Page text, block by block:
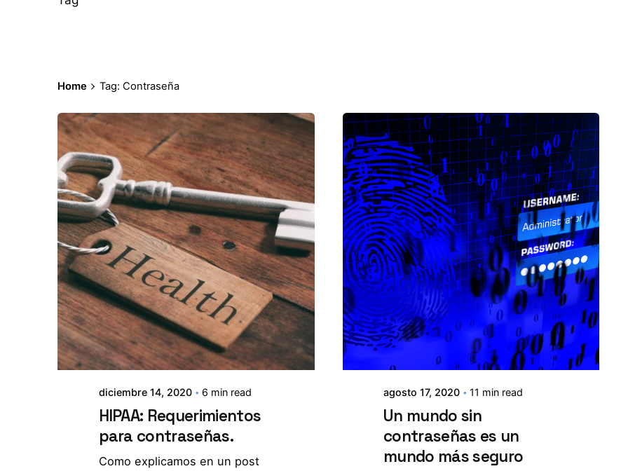
Home Tag: Contraseña
diciembre 14, 2020 6 min read
HIPAA: Requerimientos
para contraseñas.
Como explicamos en un post
agosto 17, 2020 11 min read
Un mundo sin
contraseñas es un
mundo más seguro